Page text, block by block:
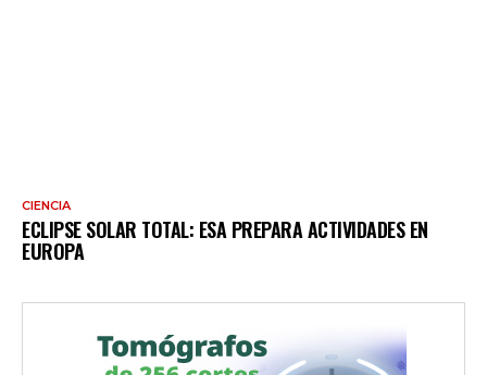
CIENCIA
ECLIPSE SOLAR TOTAL: ESA PREPARA ACTIVIDADES EN
EUROPA